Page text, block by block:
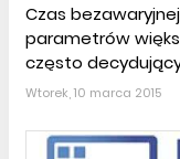
Czas
parametrów
często
Wtorek, 10 marca 2015